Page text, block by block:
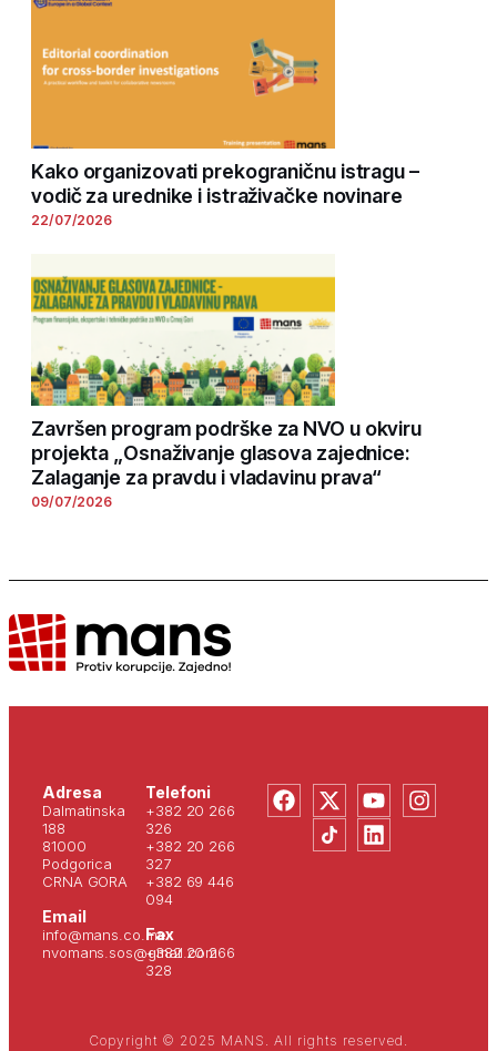
Kako organizovati prekograničnu istragu –
vodič za urednike i istraživačke novinare
22/07/2026
Završen program podrške za NVO u okviru
projekta „Osnaživanje glasova zajednice:
Zalaganje za pravdu i vladavinu prava“
09/07/2026
Adresa
Dalmatinska
188
81000
Podgorica
CRNA GORA
Email
info@mans.co.me
nvomans.sos@gmail.com
Telefoni
+382 20 266
326
+382 20 266
327
+382 69 446
094
Fax
+382 20 266
328
Copyright © 2025 MANS. All rights reserved.